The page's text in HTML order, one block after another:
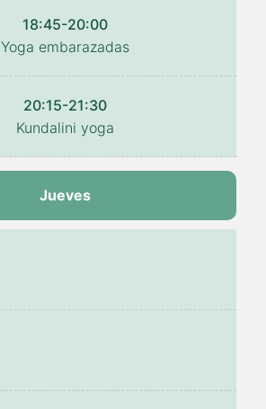
18:45-20:00
Yoga embarazadas
20:15-21:30
Kundalini yoga
Jueves